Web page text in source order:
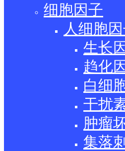
细胞因子
人细胞
生长
趋化
白细
干扰
肿瘤
集落